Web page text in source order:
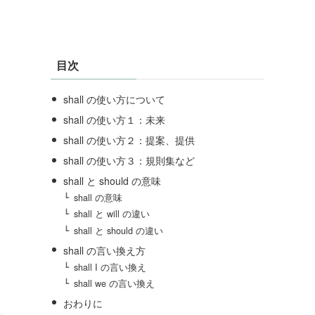
目次
shall の使い方について
shall の使い方１：未来
shall の使い方２：提案、提供
shall の使い方３：規則集など
shall と should の意味
shall の意味
shall と will の違い
shall と should の違い
shall の言い換え方
shall I の言い換え
shall we の言い換え
おわりに